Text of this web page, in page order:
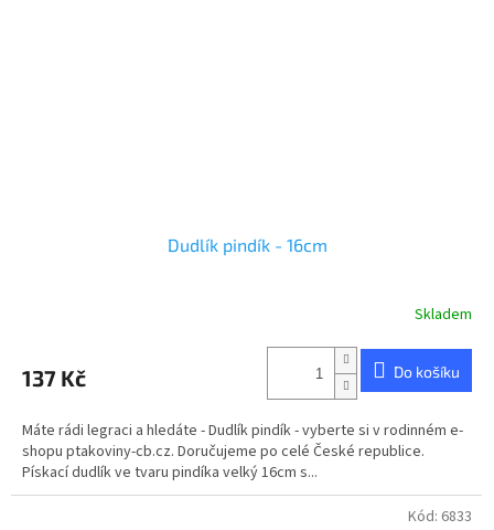
Dudlík pindík - 16cm
Skladem
137 Kč Do košíku
Máte rádi legraci a hledáte - Dudlík pindík - vyberte si v rodinném e-
shopu ptakoviny-cb.cz. Doručujeme po celé České republice.
Pískací dudlík ve tvaru pindíka velký 16cm s...
Kód: 6833